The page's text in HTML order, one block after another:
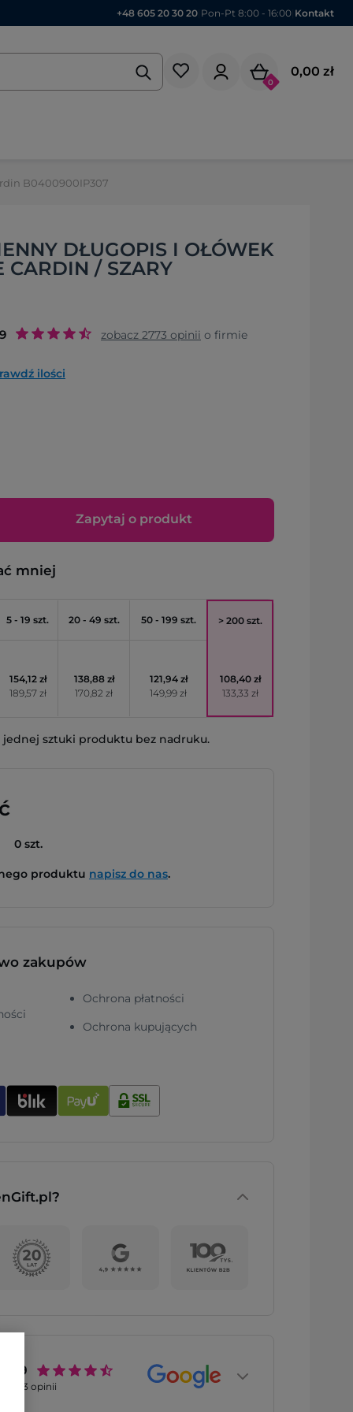
+48 605 20 30 20 Pon-Pt 8:00 - 16:00 Kontakt
0
0,00 zł
B0400900IP307
DŁUGOPIS I OŁÓWEK
CARDIN / SZARY
zobacz 2773 opinii o firmie
ilości
Zapytaj o produkt
mniej
5 - 19 szt. 20 - 49 szt. 50 - 199 szt. > 200 szt.
154,12 zł
189,57 zł
138,88 zł
170,82 zł
121,94 zł
149,99 zł
108,40 zł
133,33 zł
jednej sztuki produktu bez nadruku.
0 szt.
produktu napisz do nas.
zakupów
Ochrona płatności
Ochrona kupujących
4.9
2773 opinii